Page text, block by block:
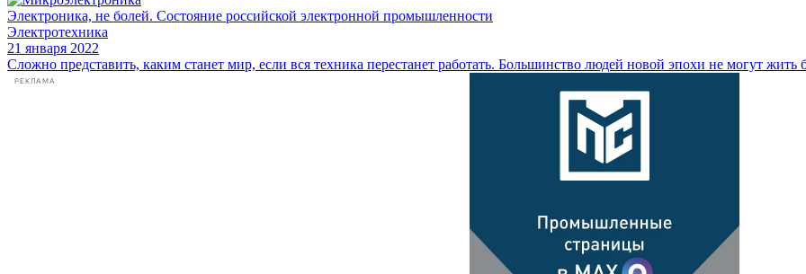
Электроника, не болей. Состояние российской электронной промышленности
Электротехника
21 января 2022
Сложно представить, каким станет мир, если вся техника перестанет работать. Большинство людей новой эпохи не могут жить
РЕКЛАМА